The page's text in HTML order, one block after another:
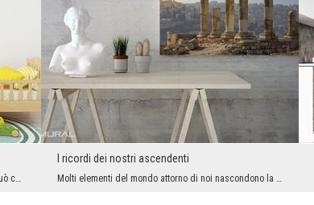
È straordinario quanto un’accessorio per interno può cambiare. Se sogni degli arrangiamenti origi...
I ricordi dei nostri ascendenti
Molti elementi del mondo attorno di noi nascondono la storia dentro. La conosciamo ogni giorno qu...